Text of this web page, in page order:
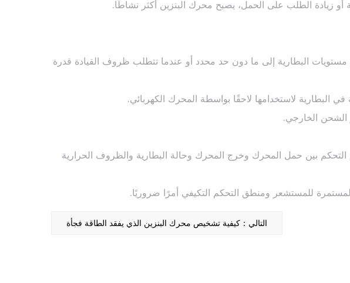
أو زيادة الطلب على الحمل، يصبح محرك البنزين أكثر نشاطًا.
البطارية إلى ما دون حد محدد أو عندما تتطلب ظروف القيادة قدرة
البطارية لاستخدامها لاحقًا بواسطة المحرك الكهربائي.
الشحن الخارجي.
بين حمل المحرك وخرج المحرك وحالة البطارية والظروف الحرارية
للمستشعر ومنطق التحكم التكيفي أمرًا ضروريًا.
التالي：كيفية تشخيص محرك البنزين الذي يفقد الطاقة فجأة